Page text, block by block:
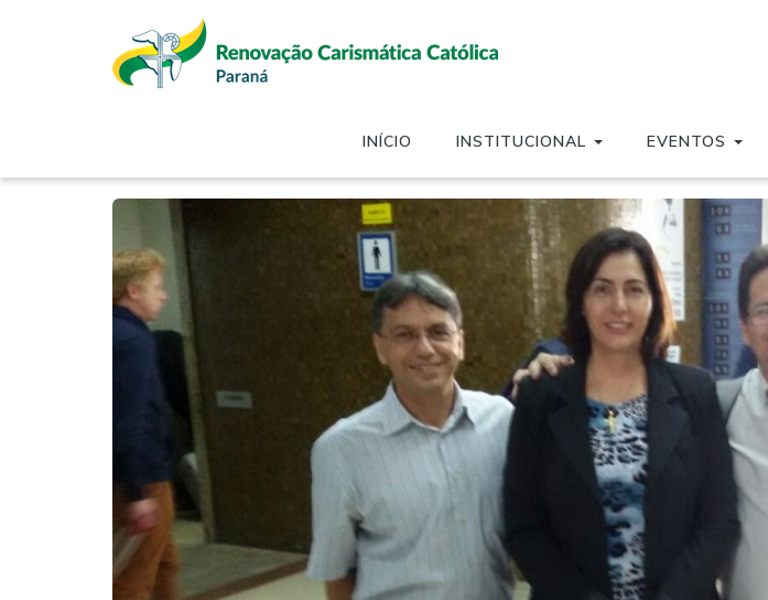
INÍCIO INSTITUCIONAL EVENTOS